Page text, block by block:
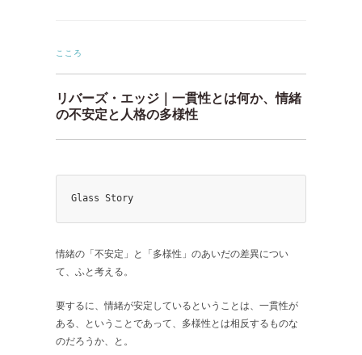
こころ
リバーズ・エッジ｜一貫性とは何か、情緒
の不安定と人格の多様性
Glass Story
情緒の「不安定」と「多様性」のあいだの差異につい
て、ふと考える。
要するに、情緒が安定しているということは、一貫性が
ある、ということであって、多様性とは相反するものな
のだろうか、と。